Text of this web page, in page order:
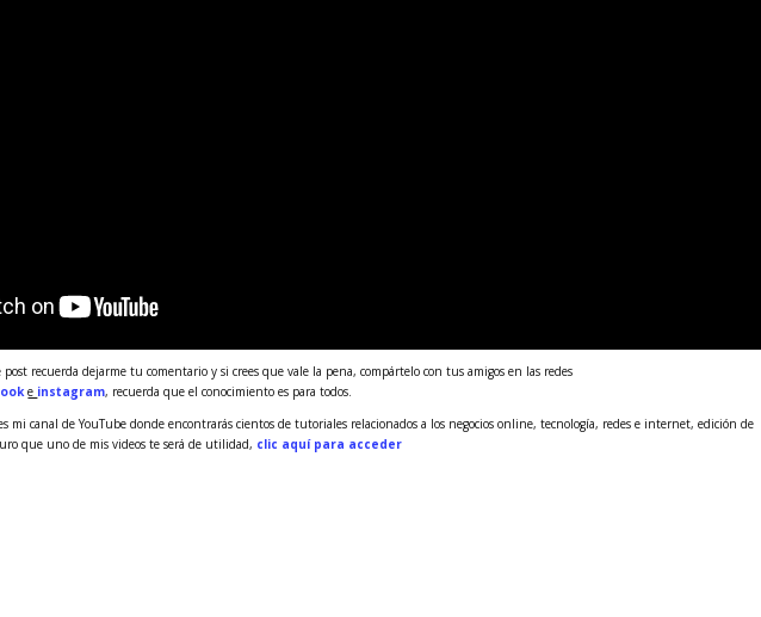
post recuerda dejarme tu comentario y si crees que vale la pena, compártelo con tus amigos en las redes
e instagram, recuerda que el conocimiento es para todos.
canal de YouTube donde encontrarás cientos de tutoriales relacionados a los negocios online, tecnología, redes e internet, edición de
que uno de mis videos te será de utilidad, clic aquí para acceder